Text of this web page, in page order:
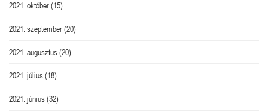
2021. október(15)
2021. szeptember(20)
2021. augusztus(20)
2021. július(18)
2021. június(32)